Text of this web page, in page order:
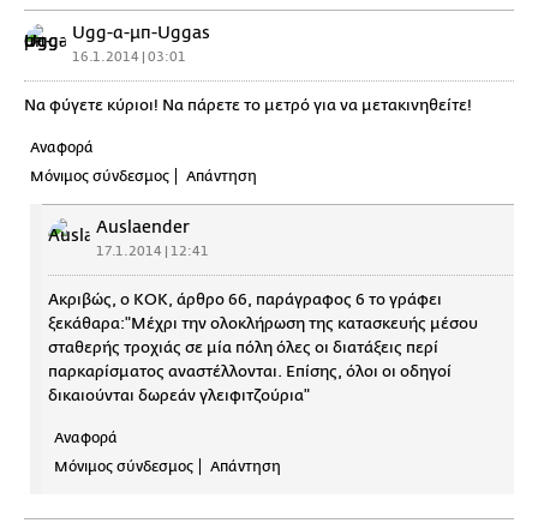
Ugg-α-μπ-Uggas
16.1.2014 | 03:01
Να φύγετε κύριοι! Να πάρετε το μετρό για να μετακινηθείτε!
Αναφορά
Μόνιμος σύνδεσμος
Απάντηση
Auslaender
17.1.2014 | 12:41
Ακριβώς, ο ΚΟΚ, άρθρο 66, παράγραφος 6 το γράφει
ξεκάθαρα:"Μέχρι την ολοκλήρωση της κατασκευής μέσου
σταθερής τροχιάς σε μία πόλη όλες οι διατάξεις περί
παρκαρίσματος αναστέλλονται. Επίσης, όλοι οι οδηγοί
δικαιούνται δωρεάν γλειφιτζούρια"
Αναφορά
Μόνιμος σύνδεσμος
Απάντηση